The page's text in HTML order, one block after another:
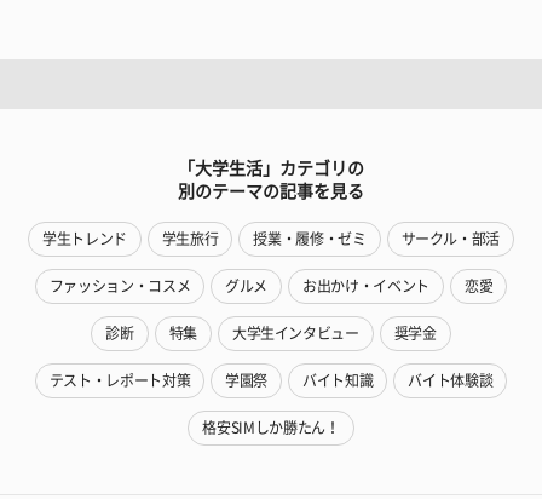
「大学生活」カテゴリの
別のテーマの記事を見る
学生トレンド 学生旅行 授業・履修・ゼミ サークル・部活
ファッション・コスメ グルメ お出かけ・イベント 恋愛
診断 特集 大学生インタビュー 奨学金
テスト・レポート対策 学園祭 バイト知識 バイト体験談
格安SIMしか勝たん！